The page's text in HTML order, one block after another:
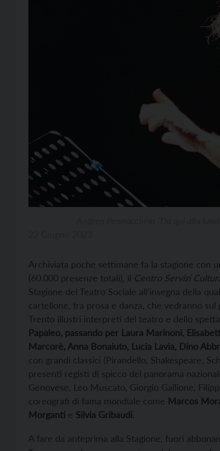
Archiviata poche settimane fa la stagione con
(60.000 presenze totali), il Centro Servizi
Stagione del Teatro Sociale all’insegna della
cartellone, tra prosa e danza, che vedranno
Trento illustri interpreti del teatro e dello
Papaleo, passando per Laura Marinoni,
Marcorè, Anna Bonaiuto, Lucia Lavia, Dino
con grandi classici (Pirandello, Shakespeare,
presenti registi di spicco del panorama
Genovese, Leo Muscato, Giorgio Gallione,
coreografi di fama mondiale come Marcos
Morganti e Silvia Gribaudi.
A fare da anteprima alla Stagione, fuori